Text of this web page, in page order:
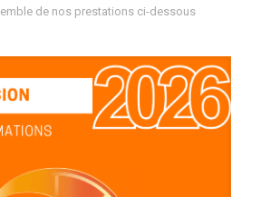
de nos prestations ci-dessous